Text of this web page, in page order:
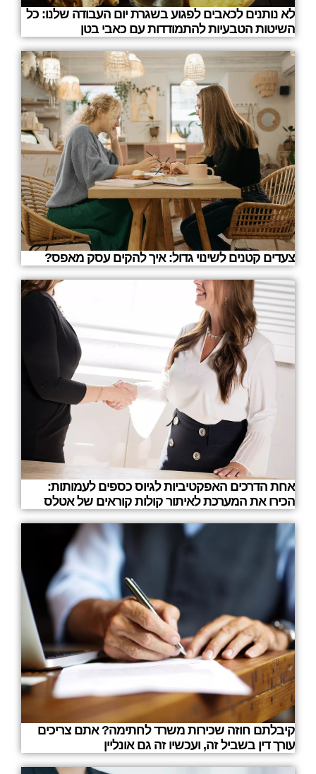
לא נותנים לכאבים לפגוע בשגרת יום העבודה שלנו: כל
השיטות הטבעיות להתמודדות עם כאבי בטן
צעדים קטנים לשינוי גדול: איך להקים עסק מאפס?
אחת הדרכים האפקטיביות לגיוס כספים לעמותות:
הכירו את המערכת לאיתור קולות קוראים של אטלס
קיבלתם חוזה שכירות משרד לחתימה? אתם צריכים
עורך דין בשביל זה, ועכשיו זה גם אונליין